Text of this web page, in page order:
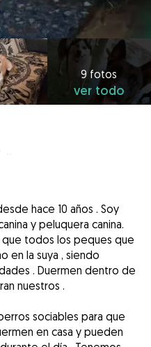
9 fotos
ver todo
hace 10 años . Soy
y peluquera canina.
todos los peques que
en la suya , siendo
. Duermen dentro de
nuestros .
sociables para que
en casa y pueden